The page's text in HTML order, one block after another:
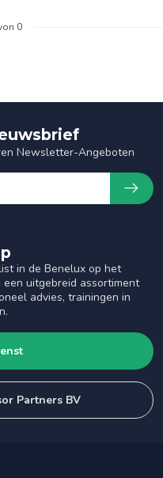
0
in de Benelux op het
uitgebreid assortiment
advies, trainingen in
Partners BV
Newsletter-Angeboten